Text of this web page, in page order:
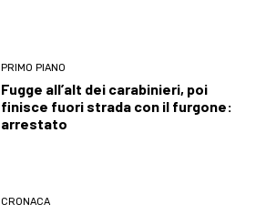
PRIMO PIANO
Fugge all’alt dei carabinieri, poi
finisce fuori strada con il furgone:
arrestato
CRONACA